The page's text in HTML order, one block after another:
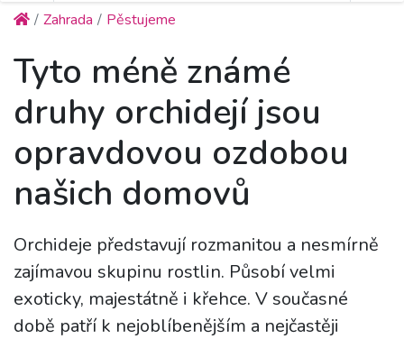
Zahrada Pěstujeme
Tyto méně známé
druhy orchidejí jsou
opravdovou ozdobou
našich domovů
Orchideje představují rozmanitou a nesmírně
zajímavou skupinu rostlin. Působí velmi
exoticky, majestátně i křehce. V současné
době patří k nejoblíbenějším a nejčastěji